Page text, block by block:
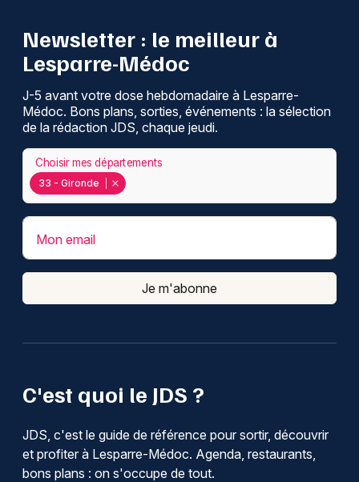
C'est quoi le JDS ?
JDS, c'est le guide de référence pour sortir, découvrir
et profiter à Lesparre-Médoc. Agenda, restaurants,
bons plans : on s'occupe de tout.
Newsletter : le meilleur à
Lesparre-Médoc
J-5 avant votre dose hebdomadaire à Lesparre-
Médoc. Bons plans, sorties, événements : la sélection
de la rédaction JDS, chaque jeudi.
33 - Gironde
Choisir mes départements
Mon email
Je m'abonne